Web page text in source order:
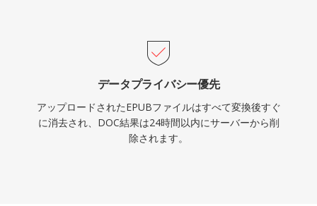
データプライバシー優先
アップロードされたEPUBファイルはすべて変換後すぐ
に消去され、DOC結果は24時間以内にサーバーから削
除されます。